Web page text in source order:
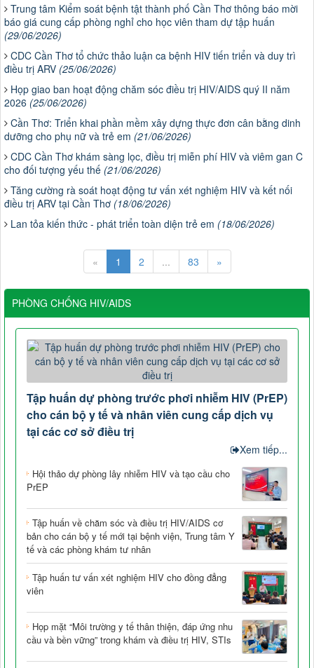
Trung tâm Kiểm soát bệnh tật thành phố Cần Thơ thông báo mời
báo giá cung cấp phòng nghỉ cho học viên tham dự tập huấn
(29/06/2026)
CDC Cần Thơ tổ chức thảo luận ca bệnh HIV tiến triển và duy trì
điều trị ARV (25/06/2026)
Họp giao ban hoạt động chăm sóc điều trị HIV/AIDS quý II năm
2026 (25/06/2026)
Cần Thơ: Triển khai phần mềm xây dựng thực đơn cân bằng dinh
dưỡng cho phụ nữ và trẻ em (21/06/2026)
CDC Cần Thơ khám sàng lọc, điều trị miễn phí HIV và viêm gan C
cho đối tượng yếu thế (21/06/2026)
Tăng cường rà soát hoạt động tư vấn xét nghiệm HIV và kết nối
điều trị ARV tại Cần Thơ (18/06/2026)
Lan tỏa kiến thức - phát triển toàn diện trẻ em (18/06/2026)
« 1 2 ... 83 »
PHÒNG CHỐNG HIV/AIDS
Tập huấn dự phòng trước phơi nhiễm HIV (PrEP)
cho cán bộ y tế và nhân viên cung cấp dịch vụ
tại các cơ sở điều trị
Xem tiếp...
Hội thảo dự phòng lây nhiễm HIV và tạo cầu cho
PrEP
Tập huấn về chăm sóc và điều trị HIV/AIDS cơ
bản cho cán bộ y tế mới tại bệnh viện, Trung tâm Y
tế và các phòng khám tư nhân
Tập huấn tư vấn xét nghiệm HIV cho đồng đẳng
viên
Họp mặt “Môi trường y tế thân thiện, đáp ứng nhu
cầu và bền vững” trong khám và điều trị HIV, STIs